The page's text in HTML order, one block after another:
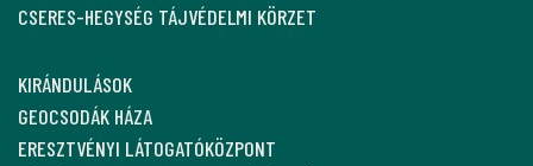
CSERES-HEGYSÉG TÁJVÉDELMI KÖRZET
KIRÁNDULÁSOK
GEOCSODÁK HÁZA
ERESZTVÉNYI LÁTOGATÓKÖZPONT